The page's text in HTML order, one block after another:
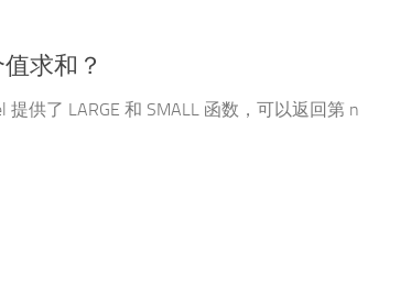
求和？
供了 LARGE 和 SMALL 函数，可以返回第 n